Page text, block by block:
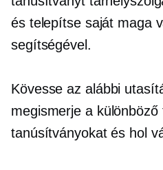
és telepítse saját maga
segítségével.
Kövesse az alábbi
megismerje a
tanúsítványokat és hol